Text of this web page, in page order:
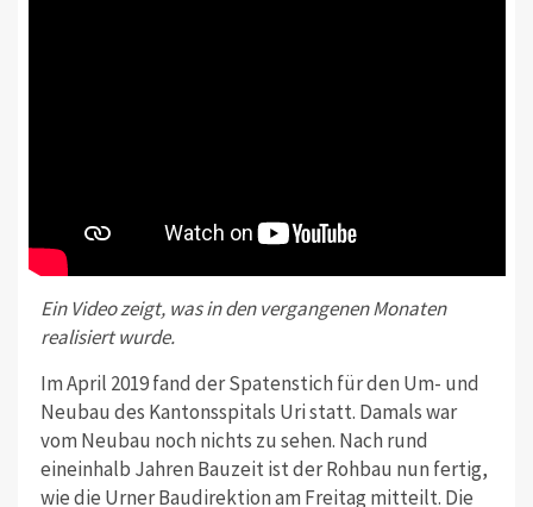
Ein Video zeigt, was in den vergangenen Monaten
realisiert wurde.
Im April 2019 fand der Spatenstich für den Um- und
Neubau des Kantonsspitals Uri statt. Damals war
vom Neubau noch nichts zu sehen. Nach rund
eineinhalb Jahren Bauzeit ist der Rohbau nun fertig,
wie die Urner Baudirektion am Freitag mitteilt. Die